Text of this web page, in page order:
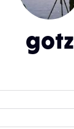
gotz